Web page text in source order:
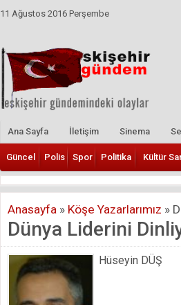
11 Ağustos 2016 Perşembe
Ana Sayfa İletişim Sinema
Güncel Polis Spor Politika Kültür
Anasayfa » Köşe Yazarlarımız »
Dünya Liderini
Hüseyin DÜŞ